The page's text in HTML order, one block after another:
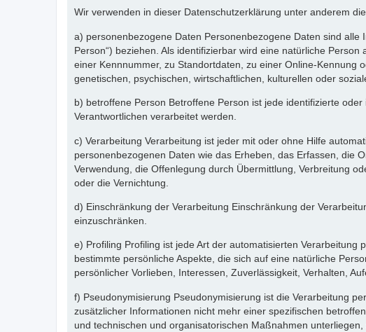
Wir verwenden in dieser Datenschutzerklärung unter anderem
a) personenbezogene Daten Personenbezogene Daten sind
Person“) beziehen. Als identifizierbar wird eine natürliche
einer Kennnummer, zu Standortdaten, zu einer Online-Kennung
genetischen, psychischen, wirtschaftlichen, kulturellen oder
b) betroffene Person Betroffene Person ist jede identifizierte
Verantwortlichen verarbeitet werden.
c) Verarbeitung Verarbeitung ist jeder mit oder ohne Hilfe
personenbezogenen Daten wie das Erheben, das Erfassen, die
Verwendung, die Offenlegung durch Übermittlung, Verbreitung
oder die Vernichtung.
d) Einschränkung der Verarbeitung Einschränkung der
einzuschränken.
e) Profiling Profiling ist jede Art der automatisierten
bestimmte persönliche Aspekte, die sich auf eine natürliche
persönlicher Vorlieben, Interessen, Zuverlässigkeit, Verhalten,
f) Pseudonymisierung Pseudonymisierung ist die Verarbeitung
zusätzlicher Informationen nicht mehr einer spezifischen
und technischen und organisatorischen Maßnahmen